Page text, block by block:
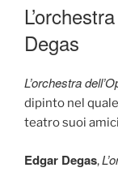
Degas
L’orchestra
dipinto nel
teatro suoi
Edgar Degas,